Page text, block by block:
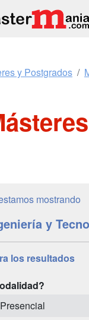
y Postgrados
mostrando
y
los resultados
Presencial